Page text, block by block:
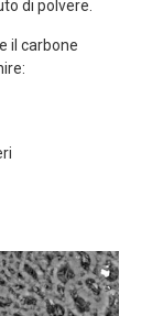
di polvere.
il carbone